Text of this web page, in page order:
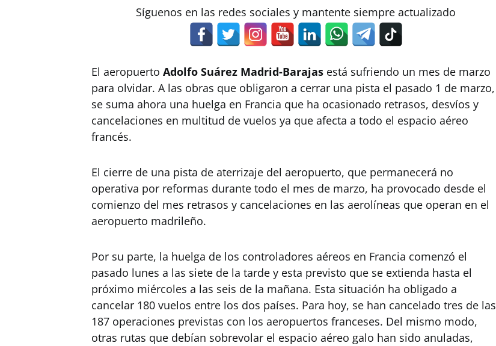
Síguenos en las redes sociales y mantente siempre actualizado
El aeropuerto Adolfo Suárez Madrid-Barajas está sufriendo un mes de marzo
para olvidar. A las obras que obligaron a cerrar una pista el pasado 1 de marzo,
se suma ahora una huelga en Francia que ha ocasionado retrasos, desvíos y
cancelaciones en multitud de vuelos ya que afecta a todo el espacio aéreo
francés.
El cierre de una pista de aterrizaje del aeropuerto, que permanecerá no
operativa por reformas durante todo el mes de marzo, ha provocado desde el
comienzo del mes retrasos y cancelaciones en las aerolíneas que operan en el
aeropuerto madrileño.
Por su parte, la huelga de los controladores aéreos en Francia comenzó el
pasado lunes a las siete de la tarde y esta previsto que se extienda hasta el
próximo miércoles a las seis de la mañana. Esta situación ha obligado a
cancelar 180 vuelos entre los dos países. Para hoy, se han cancelado tres de las
187 operaciones previstas con los aeropuertos franceses. Del mismo modo,
otras rutas que debían sobrevolar el espacio aéreo galo han sido anuladas,